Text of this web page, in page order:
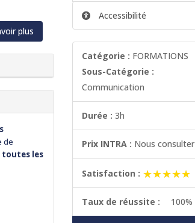
plus
de
toutes les
Accessibilité
Catégorie : FORMATIONS
Sous-Catégorie :
Communication
Durée : 3h
Prix INTRA : Nous consulter
Satisfaction : ★★★★★
★★★★★
Taux de réussite : 100%